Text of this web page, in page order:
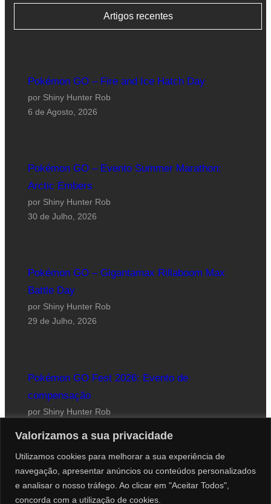
Valorizamos a sua privacidade
Utilizamos cookies para melhorar a sua experiência de
navegação, apresentar anúncios ou conteúdos personalizados
e analisar o nosso tráfego. Ao clicar em "Aceitar Todos",
concorda com a utilização de cookies.
Artigos recentes
Pokémon GO – Fire and Ice Hatch Day
por Shiny Hunter Rob
6 de Agosto, 2026
Pokémon GO – Evento Summer Marathon:
Arctic Embers
por Shiny Hunter Rob
30 de Julho, 2026
Pokémon GO – Gigantamax Rillaboom Max
Battle Day
por Shiny Hunter Rob
29 de Julho, 2026
Pokémon GO Fest 2026: Evento de
compensação
por Shiny Hunter Rob
Website desenhado por Roberto Coutinho